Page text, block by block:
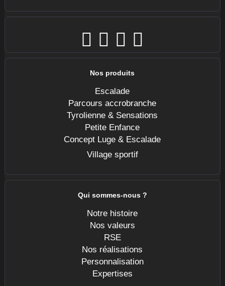
   
Nos produits
Escalade
Parcours accrobranche
Tyrolienne & Sensations
Petite Enfance
Concept Luge & Escalade
Village sportif
Qui sommes-nous ?
Notre histoire
Nos valeurs
RSE
Nos réalisations
Personnalisation
Expertises